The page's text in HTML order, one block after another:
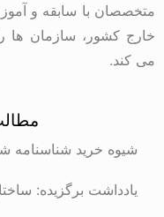
متخصصان با سابقه و
خارج کشور، سازمان ها
می کند.
شیوه خرید شناسنامه
یادداشت برگزیده: